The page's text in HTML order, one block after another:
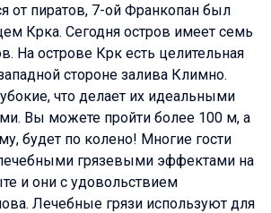
от пиратов, 7-ой Франкопан был
Крка. Сегодня остров имеет семь
На острове Крк есть целительная
стороне залива Климно.
что делает их идеальными
Вы можете пройти более 100 м, а
будет по колено! Многие гости
грязевыми эффектами на
и они с удовольствием
Лечебные грязи используют для